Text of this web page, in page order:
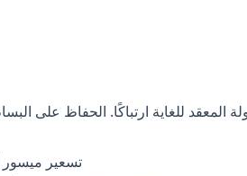
المعقد للغاية ارتباكًا. الحفاظ على
3) تسعير